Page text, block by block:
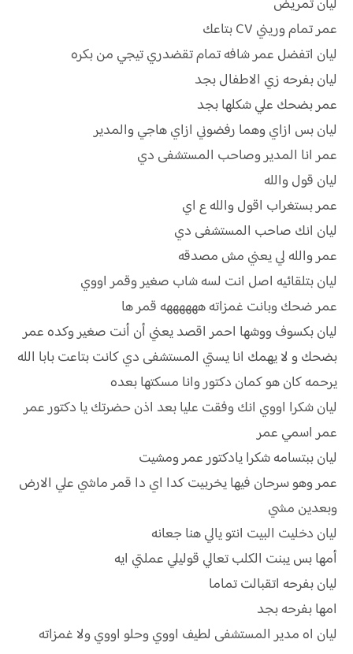
عمر تمام وريني CV بتاعك
ليان اتفضل عمر شافه تمام تقضدري تيجي من بكره
ليان بفرحه زي الاطفال بجد
عمر بضحك علي شكلها بجد
ليان بس ازاي وهما رفضوني ازاي هاجي والمدير
عمر انا المدير وصاحب المستشفى دي
ليان قول والله
عمر بستغراب اقول والله ع اي
ليان انك صاحب المستشفى دي
عمر والله لي يعني مش مصدقه
ليان بتلقائيه اصل انت لسه شاب صغير وقمر اووي
عمر ضحك وبانت غمزاته ههههههه قمر ها
ليان بكسوف ووشها احمر اقصد يعني أن أنت صغير وكده عمر
بضحك و لا يهمك انا يستي المستشفى دي كانت بتاعت بابا الله
يرحمه كان هو كمان دكتور وانا مسكتها بعده
ليان شكرا اووي انك وفقت عليا بعد اذن حضرتك يا دكتور عمر
عمر اسمي عمر
ليان ببتسامه شكرا يادكتور عمر ومشيت
عمر وهو سرحان فيها يخربيت كدا اي دا قمر ماشي علي الارض
وبعدين مشي
ليان دخليت البيت انتو يالي هنا جعانه
أمها بس يبنت الكلب تعالي قوليلي عملتي ايه
ليان بفرحه اتقبالت تماما
امها بفرحه بجد
ليان اه مدير المستشفى لطيف اووي وحلو اووي ولا غمزاته